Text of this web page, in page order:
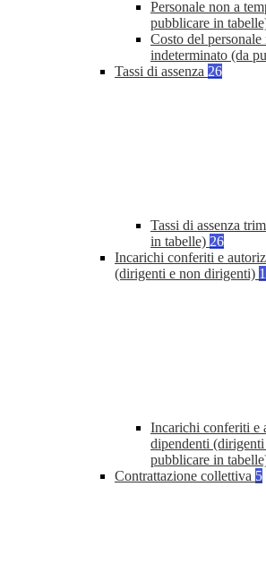
Personale non a
pubblicare in
Costo del personale
indeterminato (da
Tassi di assenza 26
Tassi di assenza
in tabelle) 26
Incarichi conferiti e
(dirigenti e non dirigenti)
Incarichi conferiti e
dipendenti
pubblicare in
Contrattazione collettiva 5